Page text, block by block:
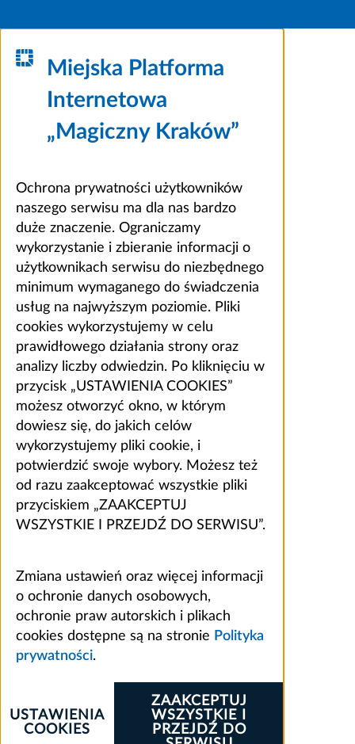
Miejska Platforma
Internetowa
„Magiczny Kraków”
Ochrona prywatności użytkowników
naszego serwisu ma dla nas bardzo
duże znaczenie. Ograniczamy
wykorzystanie i zbieranie informacji o
użytkownikach serwisu do niezbędnego
minimum wymaganego do świadczenia
usług na najwyższym poziomie. Pliki
cookies wykorzystujemy w celu
prawidłowego działania strony oraz
analizy liczby odwiedzin. Po kliknięciu w
przycisk „USTAWIENIA COOKIES”
możesz otworzyć okno, w którym
dowiesz się, do jakich celów
wykorzystujemy pliki cookie, i
potwierdzić swoje wybory. Możesz też
od razu zaakceptować wszystkie pliki
przyciskiem „ZAAKCEPTUJ
WSZYSTKIE I PRZEJDŹ DO SERWISU”.
Zmiana ustawień oraz więcej informacji
o ochronie danych osobowych,
ochronie praw autorskich i plikach
cookies dostępne są na stronie Polityka
prywatności.
ZAAKCEPTUJ
WSZYSTKIE I
PRZEJDŹ DO
USTAWIENIA
COOKIES